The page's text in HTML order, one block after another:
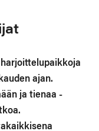
ajan.
ja tienaa -